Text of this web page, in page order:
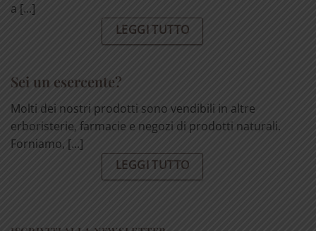
a [...]
LEGGI TUTTO
Sei un esercente?
Molti dei nostri prodotti sono vendibili in altre
erboristerie, farmacie e negozi di prodotti naturali.
Forniamo, [...]
LEGGI TUTTO